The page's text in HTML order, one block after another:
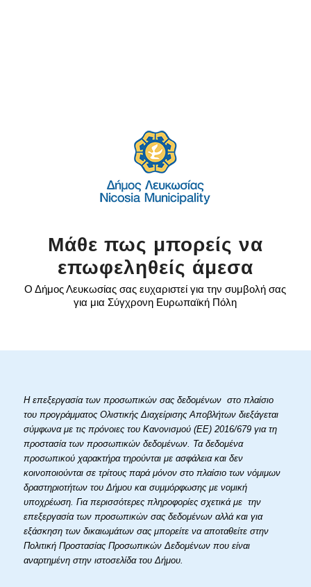
Μάθε πως μπορείς να
επωφεληθείς άμεσα
Ο Δήμος Λευκωσίας σας ευχαριστεί για την συμβολή σας
για μια Σύγχρονη Ευρωπαϊκή Πόλη
Η επεξεργασία των προσωπικών σας δεδομένων στο πλαίσιο
του προγράμματος Ολιστικής Διαχείρισης Αποβλήτων διεξάγεται
σύμφωνα με τις πρόνοιες του Κανονισμού (ΕΕ) 2016/679 για τη
προστασία των προσωπικών δεδομένων. Τα δεδομένα
προσωπικού χαρακτήρα τηρούνται με ασφάλεια και δεν
κοινοποιούνται σε τρίτους παρά μόνον στο πλαίσιο των νόμιμων
δραστηριοτήτων του Δήμου και συμμόρφωσης με νομική
υποχρέωση. Για περισσότερες πληροφορίες σχετικά με την
επεξεργασία των προσωπικών σας δεδομένων αλλά και για
εξάσκηση των δικαιωμάτων σας μπορείτε να αποταθείτε στην
Πολιτική Προστασίας Προσωπικών Δεδομένων που είναι
αναρτημένη στην ιστοσελίδα του Δήμου.